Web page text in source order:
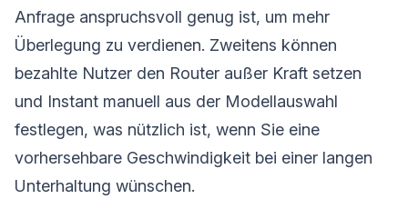
Anfrage anspruchsvoll genug ist, um mehr
Überlegung zu verdienen. Zweitens können
bezahlte Nutzer den Router außer Kraft setzen
und Instant manuell aus der Modellauswahl
festlegen, was nützlich ist, wenn Sie eine
vorhersehbare Geschwindigkeit bei einer langen
Unterhaltung wünschen.